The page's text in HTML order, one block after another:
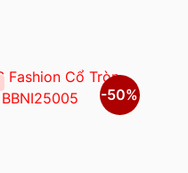
-50%